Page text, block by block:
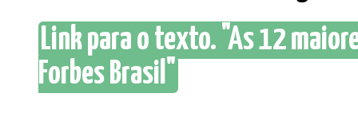
Link para o texto. "As 12
Forbes Brasil"